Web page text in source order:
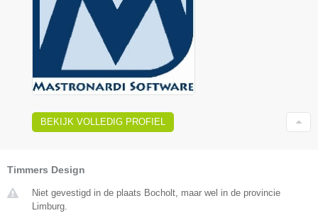
BEKIJK VOLLEDIG PROFIEL
Timmers Design
Niet gevestigd in de plaats Bocholt, maar wel in de provincie
Limburg.